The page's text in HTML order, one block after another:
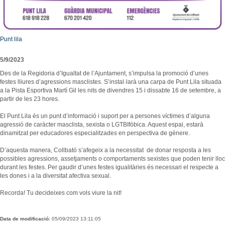
Reparcel·lació del Bosc del Misser
Modificació Puntual del Pla General d’Ordenació de la zona esportiva de Collbató
Urbanisme - Avantprojecte reforma i ampliació A2
Projecte d’ordenança d’edificació i ús del sòl de l’Ajuntament de Collbató
ORDENANÇA REGULADORA TERRASSES DE BAR I MOBILIARI
Avanç POUM 2012
Programa de Participació 2012
Equipaments
Empreses i comerços
Entitats i associacions
Llocs d'interès
Emergències
Calendari de neteja viària
El Porta a Porta a Collbató
-
Rutes i camins
Llocs d'interès
Preus
Localització
Punt lila
5/9/2023
Des de la Regidoria d’Igualtat de l’Ajuntament, s’impulsa la promoció d’unes
festes lliures d’agressions masclistes. S’instal·larà una carpa de Punt Lila situada
a la Pista Esportiva Martí Gil les nits de divendres 15 i dissabte 16 de setembre, a
partir de les 23 hores.
El Punt Lila és un punt d’informació i suport per a persones víctimes d’alguna
agressió de caràcter masclista, sexista o LGTBIfòbica. Aquest espai, estarà
dinamitzat per educadores especialitzades en perspectiva de gènere.
D’aquesta manera, Collbató s’afegeix a la necessitat de donar resposta a les
possibles agressions, assetjaments o comportaments sexistes que poden tenir lloc
durant les festes. Per gaudir d’unes festes igualitàries és necessari el respecte a
les dones i a la diversitat afectiva sexual.
Recorda! Tu decideixes com vols viure la nit!
Data de modificació: 05/09/2023 13:11:05